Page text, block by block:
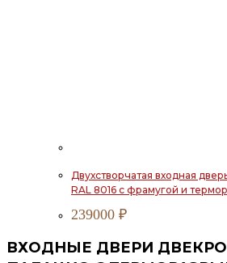
Двухстворчатая входная
RAL 8016 с фрамугой и
239000 ₽
ВХОДНЫЕ ДВЕРИ